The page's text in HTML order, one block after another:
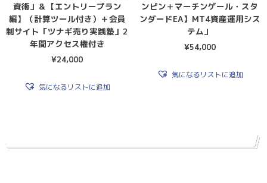
資術」＆【エントリープラン
編】（計算ツール付き）＋会員
制サイト「ツナギ売り実践塾」2
年間アクセス権付き
¥24,000
気になるリストに追加
ンピン＋マーチンゲール・スタ
ンダードEA】MT4資産運用シス
テム」
¥54,000
気になるリストに追加